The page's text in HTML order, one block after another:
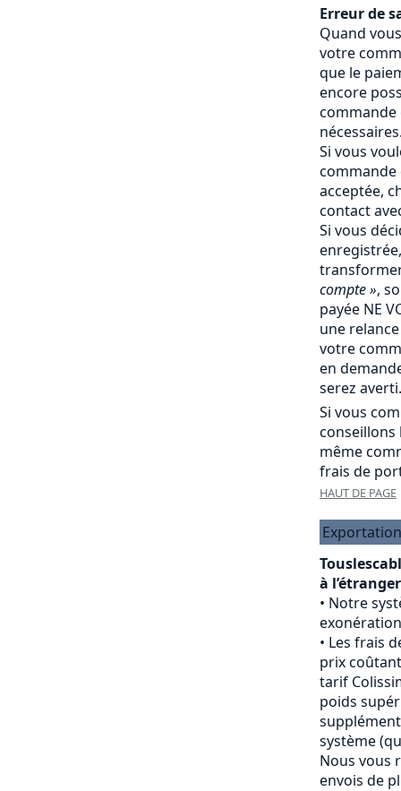
Erreur de
Quand
votre
que le
encore
commande
Si vous
commande
acceptée,
contact
Si vous
compte »,
payée NE
une
votre
en
serez averti.
Si vous
conseillons
même
frais de
HAUT DE PAGE
à
Notre
Les frais
prix
tarif
poids
système
Nous vous
envois de